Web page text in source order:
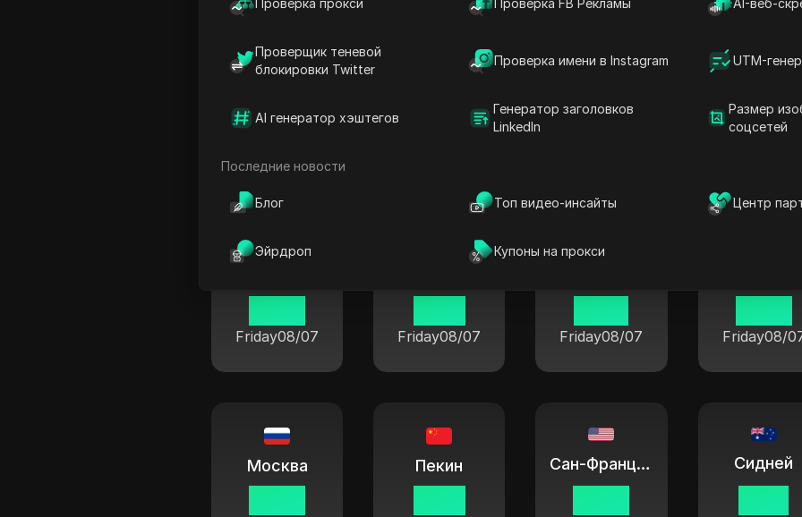
Проверка прокси Проверка FB Рекламы AI-веб-
Проверщик теневой
блокировки Twitter
Проверка имени в Instagram UTM-
AI генератор хэштегов
Генератор заголовков
LinkedIn
Размер
соцсетей
Последние новости
Блог Топ видео-инсайты Центр
Эйрдроп Купоны на прокси
Текущее время в популярных городах
Friday08/07 Friday08/07 Friday08/07 Friday08/
Москва Пекин Сан-Франциско Сидней